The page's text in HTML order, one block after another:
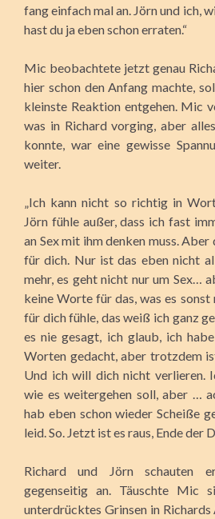
fang einfach mal an. Jörn und ich,
hast du ja eben schon erraten.“
Mic beobachtete jetzt genau
hier schon den Anfang machte,
kleinste Reaktion entgehen. Mic
was in Richard vorging, aber
konnte, war eine gewisse
weiter.
„Ich kann nicht so richtig in
Jörn fühle außer, dass ich fast
an Sex mit ihm denken muss.
für dich. Nur ist das eben nicht
mehr, es geht nicht nur um Sex…
keine Worte für das, was es
für dich fühle, das weiß ich ganz
es nie gesagt, ich glaub, ich
Worten gedacht, aber trotzdem
Und ich will dich nicht verlieren.
wie es weitergehen soll, aber …
hab eben schon wieder Scheiße
leid. So. Jetzt ist es raus, Ende der
Richard und Jörn schauten
gegenseitig an. Täuschte Mic
unterdrücktes Grinsen in